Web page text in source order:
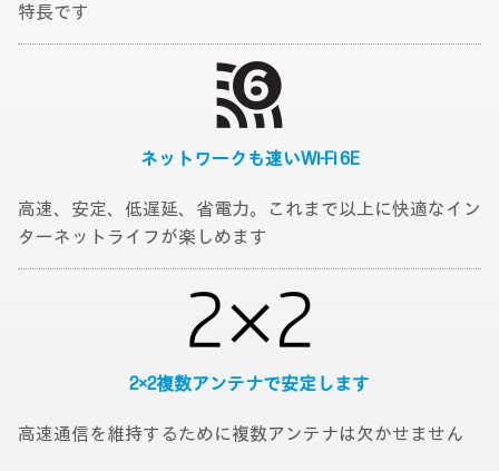
特長です
ネットワークも速いWi-Fi 6E
高速、安定、低遅延、省電力。これまで以上に快適なイン
ターネットライフが楽しめます
2×2複数アンテナで安定します
高速通信を維持するために複数アンテナは欠かせません